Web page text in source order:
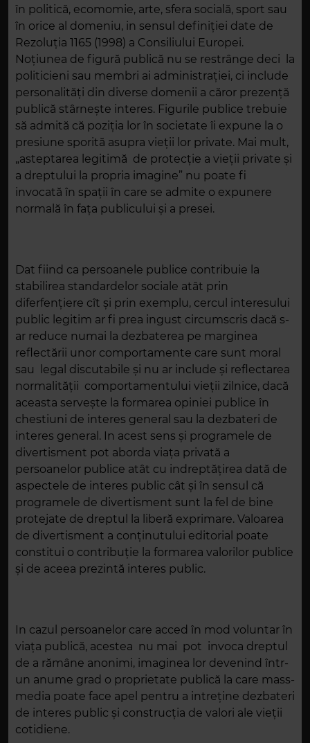
în politică, ecomomie, arte, sfera socială, sport sau
în orice al domeniu, in sensul definiţiei date de
Rezoluţia 1165 (1998) a Consiliului Europei.
Noțiunea de figură publică nu se restrânge deci la
politicieni sau membri ai administrației, ci include
personalități din diverse domenii a căror prezență
publică stârnește interes. Figurile publice trebuie
să admită că poziţia lor în societate îi expune la o
presiune sporită asupra vieţii lor private. Mai mult,
„asteptarea legitimă de protecție a vieții private și
a dreptului la propria imagine” nu poate fi
invocată în spații în care se admite o expunere
normală în faţa publicului și a presei.
Dat fiind ca persoanele publice contribuie la
stabilirea standardelor sociale atât prin
diferfențiere cît și prin exemplu, cercul interesului
public legitim ar fi prea ingust circumscris dacă s-
ar reduce numai la dezbaterea pe marginea
reflectării unor comportamente care sunt moral
sau legal discutabile și nu ar include și reflectarea
normalităţii comportamentului vieții zilnice, dacă
aceasta serveşte la formarea opiniei publice în
chestiuni de interes general sau la dezbateri de
interes general. In acest sens şi programele de
divertisment pot aborda viaţa privată a
persoanelor publice atât cu indreptăţirea dată de
aspectele de interes public cât şi în sensul că
programele de divertisment sunt la fel de bine
protejate de dreptul la liberă exprimare. Valoarea
de divertisment a conținutului editorial poate
constitui o contribuție la formarea valorilor publice
și de aceea prezintă interes public.
In cazul persoanelor care acced în mod voluntar în
viața publică, acestea nu mai pot invoca dreptul
de a rămâne anonimi, imaginea lor devenind într-
un anume grad o proprietate publică la care mass-
media poate face apel pentru a intreţine dezbateri
de interes public şi construcţia de valori ale vieţii
cotidiene.